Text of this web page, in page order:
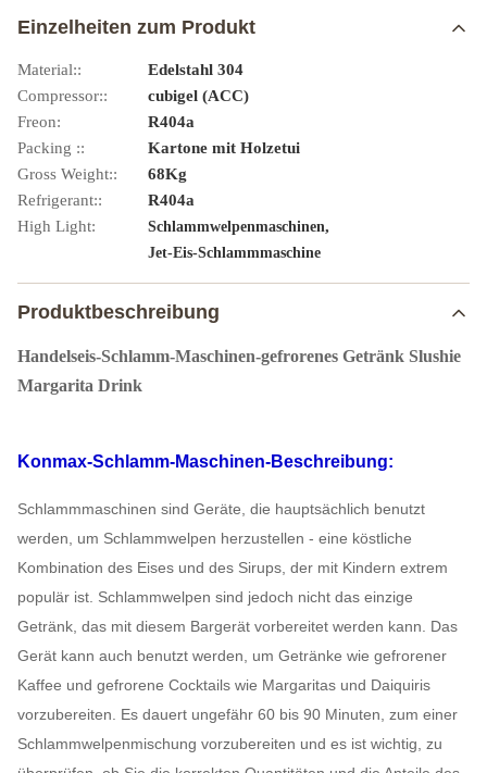
Einzelheiten zum Produkt
Material::
Edelstahl 304
Compressor::
cubigel (ACC)
Freon:
R404a
Packing ::
Kartone mit Holzetui
Gross Weight::
68Kg
Refrigerant::
R404a
High Light:
Schlammwelpenmaschinen,
Jet-Eis-Schlammmaschine
Produktbeschreibung
Handelseis-Schlamm-Maschinen-gefrorenes Getränk Slushie
Margarita Drink
Konmax-Schlamm-Maschinen-Beschreibung:
Schlammmaschinen sind Geräte, die hauptsächlich benutzt
werden, um Schlammwelpen herzustellen - eine köstliche
Kombination des Eises und des Sirups, der mit Kindern extrem
populär ist. Schlammwelpen sind jedoch nicht das einzige
Getränk, das mit diesem Bargerät vorbereitet werden kann. Das
Gerät kann auch benutzt werden, um Getränke wie gefrorener
Kaffee und gefrorene Cocktails wie Margaritas und Daiquiris
vorzubereiten. Es dauert ungefähr 60 bis 90 Minuten, zum einer
Schlammwelpenmischung vorzubereiten und es ist wichtig, zu